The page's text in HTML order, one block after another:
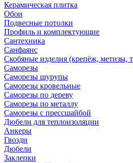
Керамическая плитка
Обои
Подвесные потолки
Профиль и комплектующие
Сантехника
Санфаянс
Скобяные изделия (крепёж, метизы,
Саморезы
Саморезы шурупы
Саморезы кровельные
Саморезы по дереву
Саморезы по металлу
Саморезы с прессшайбой
Дюбели для теплоизоляции
Анкеры
Гвозди
Дюбели
Заклепки